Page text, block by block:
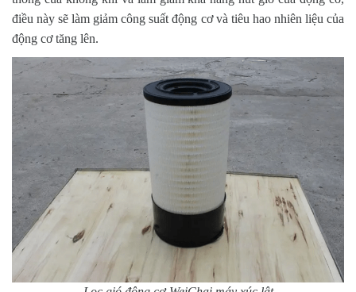
điều này sẽ làm giảm công suất động cơ và tiêu hao nhiên liệu của
động cơ tăng lên.